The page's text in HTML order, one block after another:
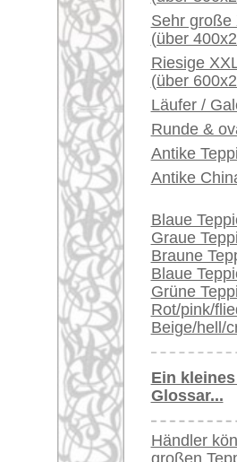
Händler können ihre
großen Teppiche hier
verkaufen
Info Center
Häufige Fragen (FAQ)
AGB
Bestellvorgang
Lieferung und Zahlung
Widerrufsrecht
Datenschutz